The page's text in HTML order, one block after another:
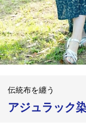
伝統布を纏う
アジュラック